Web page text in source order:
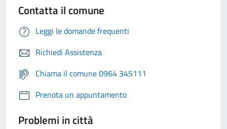
Contatta il comune
Leggi le domande frequenti
Richiedi Assistenza
Chiama il comune 0964 345111
Prenota un appuntamento
Problemi in città